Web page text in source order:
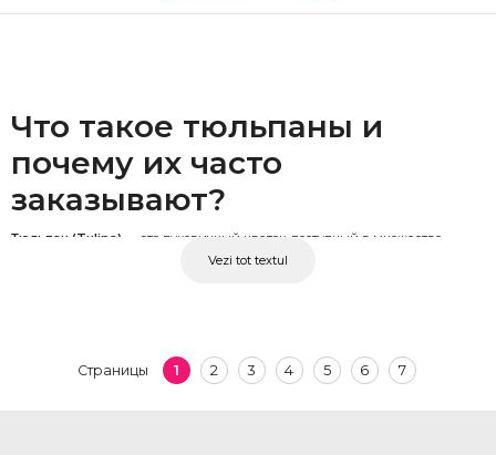
Что такое тюльпаны и
почему их часто
заказывают?
Тюльпан (Tulipa)
— это луковичный цветок, доступный в множестве
оттенков: белом, розовом, красном, желтом, оранжевом, фиолетовом и
отличным решением как для монобукетов, так и для сборных композиций.
Стойкость в вазе составляет от 7 до 10 дней при правильном уходе.
Vezi tot textul
Страницы 1 2 3 4 5 6 7